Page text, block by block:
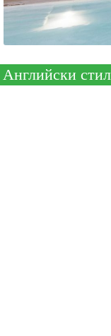
Английски стил